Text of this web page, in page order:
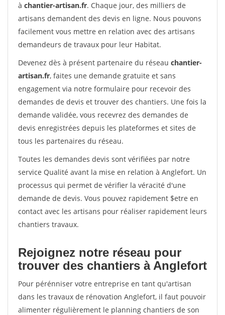
à chantier-artisan.fr. Chaque jour, des milliers de
artisans demandent des devis en ligne. Nous pouvons
facilement vous mettre en relation avec des artisans
demandeurs de travaux pour leur Habitat.
Devenez dès à présent partenaire du réseau chantier-
artisan.fr, faites une demande gratuite et sans
engagement via notre formulaire pour recevoir des
demandes de devis et trouver des chantiers. Une fois la
demande validée, vous recevrez des demandes de
devis enregistrées depuis les plateformes et sites de
tous les partenaires du réseau.
Toutes les demandes devis sont vérifiées par notre
service Qualité avant la mise en relation à Anglefort. Un
processus qui permet de vérifier la véracité d'une
demande de devis. Vous pouvez rapidement $etre en
contact avec les artisans pour réaliser rapidement leurs
chantiers travaux.
Rejoignez notre réseau pour
trouver des chantiers à Anglefort
Pour pérénniser votre entreprise en tant qu'artisan
dans les travaux de rénovation Anglefort, il faut pouvoir
alimenter régulièrement le planning chantiers de son